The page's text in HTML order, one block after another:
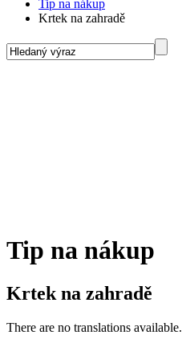
Tip na nákup
Krtek na zahradě
Tip na nákup
Krtek na zahradě
There are no translations available.